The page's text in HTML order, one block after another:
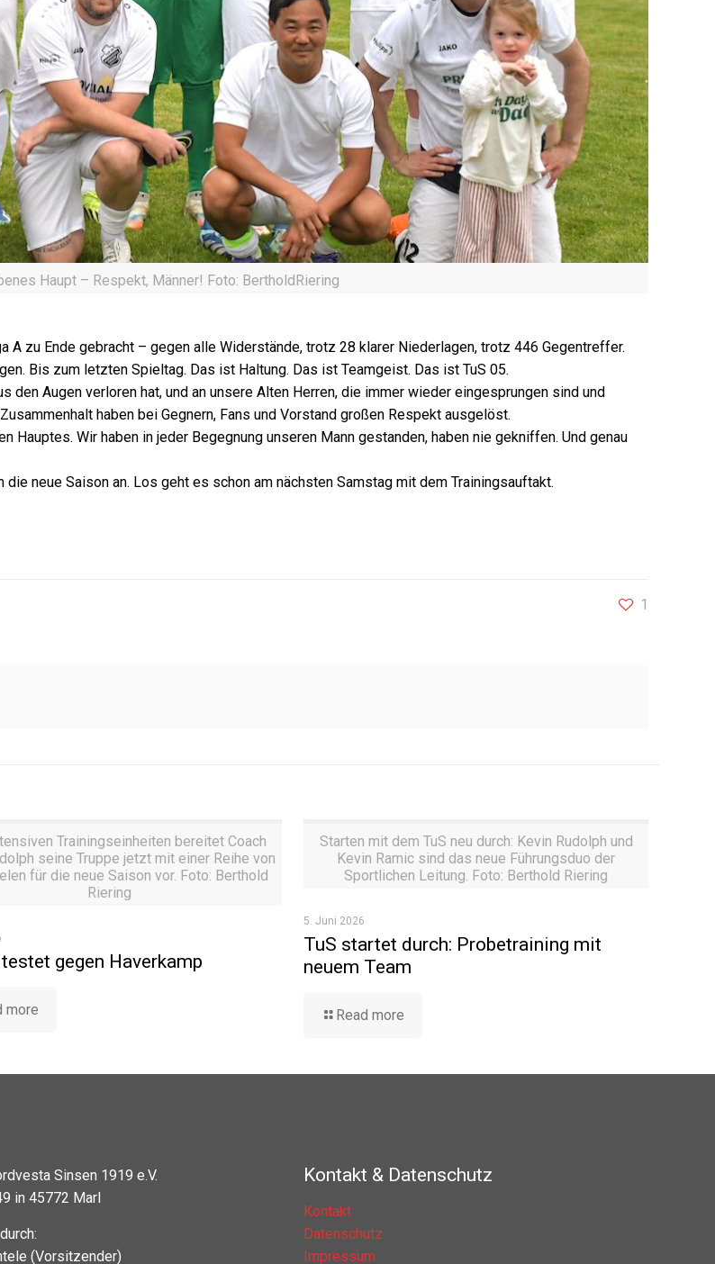
Haupt – Respekt, Männer! Foto: BertholdRiering
A zu Ende gebracht – gegen alle Widerstände, trotz 28 klarer Niederlagen, trotz 446 Gegentreffer.
Bis zum letzten Spieltag. Das ist Haltung. Das ist Teamgeist. Das ist TuS 05.
den Augen verloren hat, und an unsere Alten Herren, die immer wieder eingesprungen sind und
haben bei Gegnern, Fans und Vorstand großen Respekt ausgelöst.
Wir haben in jeder Begegnung unseren Mann gestanden, haben nie gekniffen. Und genau
neue Saison an. Los geht es schon am nächsten Samstag mit dem Trainingsauftakt.
1
Trainingseinheiten bereitet Coach
seine Truppe jetzt mit einer Reihe von
für die neue Saison vor. Foto: Berthold
Riering
gegen Haverkamp
more
Starten mit dem TuS neu durch: Kevin Rudolph und
Kevin Ramic sind das neue Führungsduo der
Sportlichen Leitung. Foto: Berthold Riering
5. Juni 2026
TuS startet durch: Probetraining mit
neuem Team
Read more
Sinsen 1919 e.V.
in 45772 Marl
(Vorsitzender)
Kontakt & Datenschutz
Kontakt
Datenschutz
Impressum